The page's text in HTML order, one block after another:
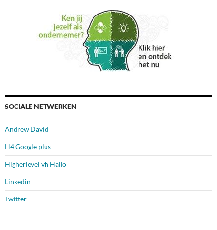
SOCIALE NETWERKEN
Andrew David
H4 Google plus
Higherlevel vh Hallo
Linkedin
Twitter